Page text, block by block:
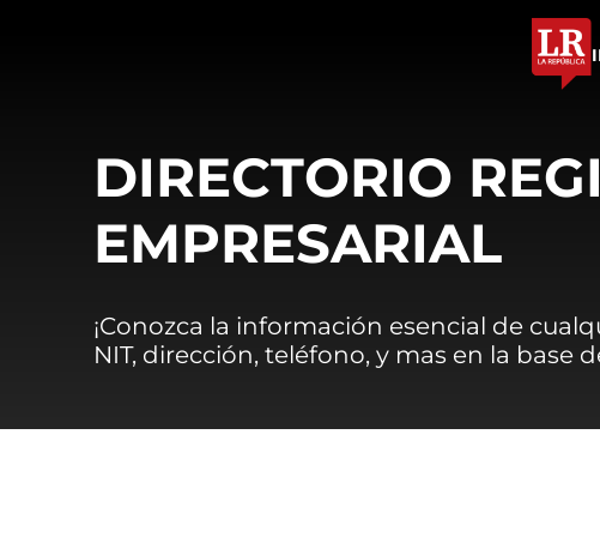
DIRECTORIO
EMPRESARIAL
¡Conozca la información esencial de
NIT, dirección, teléfono, y mas en la base